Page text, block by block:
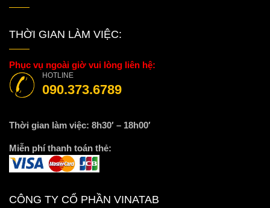
THỜI GIAN LÀM VIỆC:
Phục vụ ngoài giờ vui lòng liên hệ:
HOTLINE
090.373.6789
Thời gian làm việc: 8h30′ – 18h00′
Miễn phí thanh toán thẻ:
CÔNG TY CỔ PHẦN VINATAB